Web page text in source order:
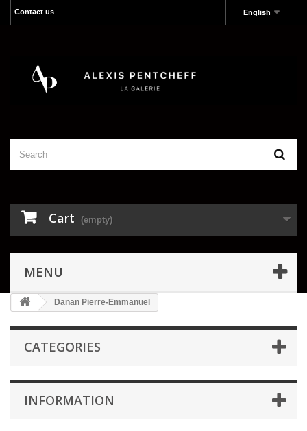
English
Contact us
Cart (empty)
MENU
Danan Pierre-Emmanuel
CATEGORIES
INFORMATION